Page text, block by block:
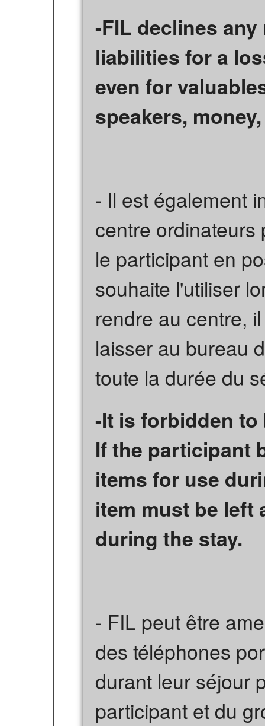
-FIL declines
liabilities for a
even for
speakers,
- Il est également
centre ordinateurs
le participant en
souhaite l'utiliser
rendre au centre,
laisser au bureau
toute la durée du
-It is forbidden
If the participant
items for use
item must be left
during the stay.
- FIL peut être
des téléphones
durant leur séjour
participant et du